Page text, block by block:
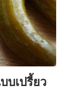
บเปรี้ยว